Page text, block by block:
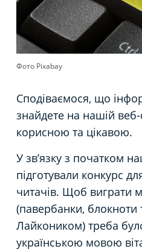
Фото Pixabay
Сподіваємося, що
знайдете на нашій веб-
корисною та цікавою.
У зв’язку з початком
підготували конкурс
читачів. Щоб виграти
(павербанки, блокноти
Лайкоником) треба
українською мовою